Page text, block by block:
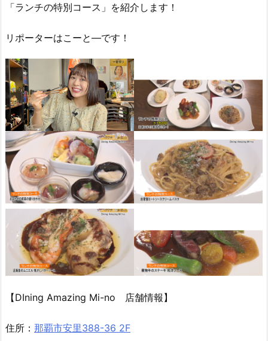
「ランチの特別コース」を紹介します！
リポーターはこーと―です！
【DIning Amazing Mi-no 店舗情報】
住所： 那覇市安里388-36 2F